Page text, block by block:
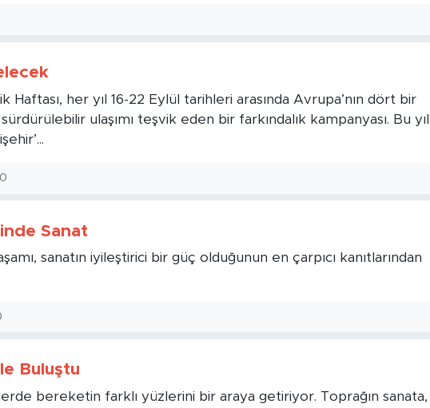
Haftası, her yıl 16-22 Eylül tarihleri arasında Avrupa’nın dört bir
ulaşımı teşvik eden bir farkındalık kampanyası. Bu yıl
Sanat
sanatın iyileştirici bir güç olduğunun en çarpıcı kanıtlarından
Buluştu
bereketin farklı yüzlerini bir araya getiriyor. Toprağın sanata,